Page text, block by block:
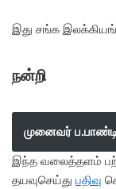
இது சங்க
நன்றி
முனைவர்
இந்த வலைத்தளம்
தயவுசெய்து பதிவு